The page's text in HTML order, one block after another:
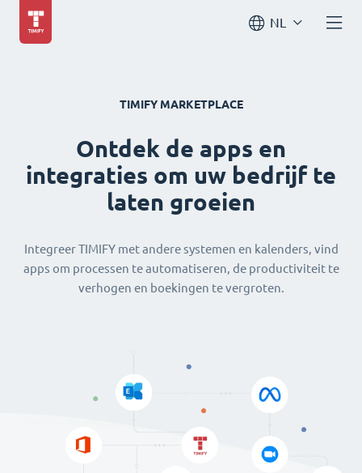
NL
TIMIFY MARKETPLACE
Ontdek de apps en
integraties om uw bedrijf te
laten groeien
Integreer TIMIFY met andere systemen en kalenders, vind
apps om processen te automatiseren, de productiviteit te
verhogen en boekingen te vergroten.